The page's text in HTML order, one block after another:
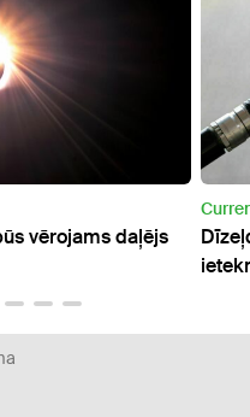
samazinājuma